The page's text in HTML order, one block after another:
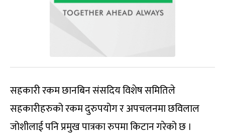
सहकारी रकम छानबिन संसदिय विशेष समितिले
सहकारीहरुको रकम दुरुपयोग र अपचलनमा छविलाल
जोशीलाई पनि प्रमुख पात्रका रुपमा किटान गरेको छ ।